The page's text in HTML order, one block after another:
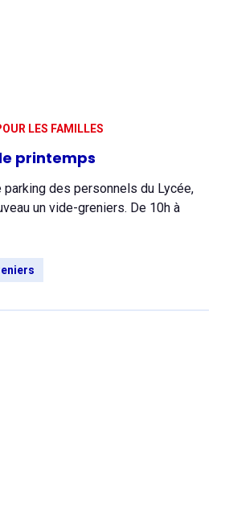
LES FAMILLES
printemps
parking des personnels du Lycée,
un vide-greniers. De 10h à